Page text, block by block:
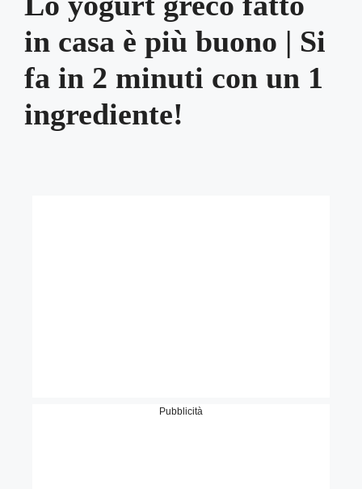
in casa è più buono | Si
fa in 2 minuti con un 1
ingrediente!
Pubblicità